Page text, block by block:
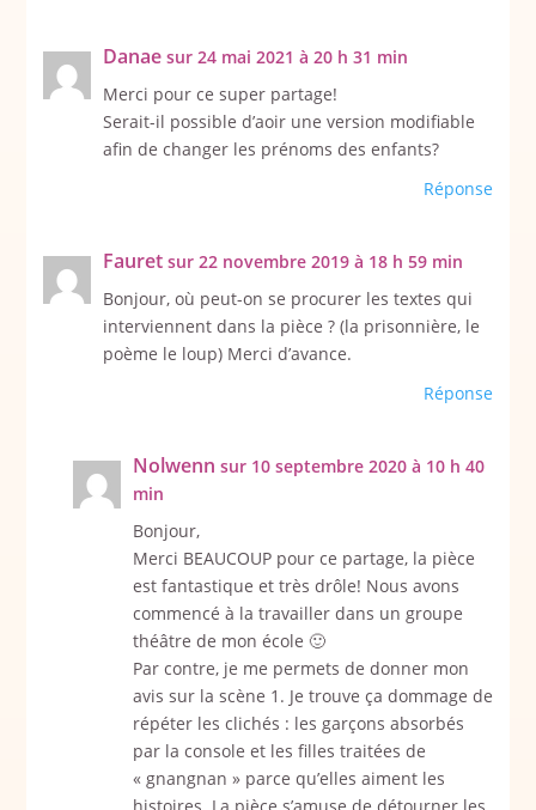
Danae sur 24 mai 2021 à 20 h 31 min
Merci pour ce super partage!
Serait-il possible d’aoir une version modifiable
afin de changer les prénoms des enfants?
Réponse
Fauret sur 22 novembre 2019 à 18 h 59 min
Bonjour, où peut-on se procurer les textes qui
interviennent dans la pièce ? (la prisonnière, le
poème le loup) Merci d’avance.
Réponse
Nolwenn sur 10 septembre 2020 à 10 h 40
min
Bonjour,
Merci BEAUCOUP pour ce partage, la pièce
est fantastique et très drôle! Nous avons
commencé à la travailler dans un groupe
théâtre de mon école 🙂
Par contre, je me permets de donner mon
avis sur la scène 1. Je trouve ça dommage de
répéter les clichés : les garçons absorbés
par la console et les filles traitées de
« gnangnan » parce qu’elles aiment les